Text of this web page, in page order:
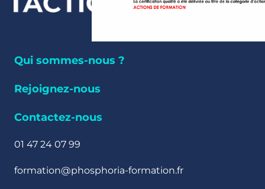
Qui sommes-nous ?
Rejoignez-nous
Contactez-nous
01 47 24 07 99
formation@phosphoria-formation.fr